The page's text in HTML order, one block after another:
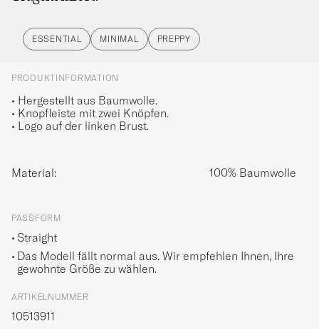
ESSENTIAL MINIMAL PREPPY
PRODUKTINFORMATION
• Hergestellt aus Baumwolle.
• Knopfleiste mit zwei Knöpfen.
• Logo auf der linken Brust.
Material: 100% Baumwolle
PASSFORM
Straight
Das Modell fällt normal aus. Wir empfehlen Ihnen, Ihre
gewohnte Größe zu wählen.
ARTIKELNUMMER
10513911